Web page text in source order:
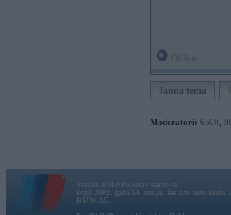
Jauna tēma
Moderatori: 6500
Vortāls BMWPower.lv darbojas
kopš 2002. gada 14. maija. Tas nav auto klubs
BMW AG.